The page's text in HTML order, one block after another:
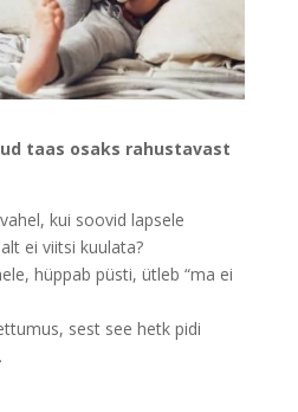
taas osaks rahustavast
kui soovid lapsele
ei viitsi kuulata?
hüppab püsti, ütleb “ma ei
sest see hetk pidi